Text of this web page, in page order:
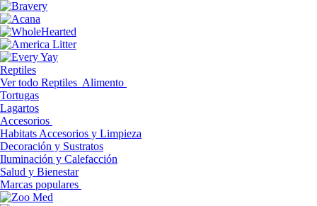
Reptiles
Ver todo Reptiles Alimento
Tortugas
Lagartos
Accesorios
Habitats Accesorios y Limpieza
Decoración y Sustratos
Iluminación y Calefacción
Salud y Bienestar
Marcas populares